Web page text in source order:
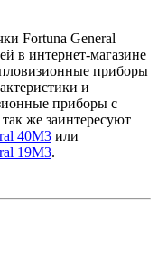
Fortuna General
в интернет-магазине
приборы
и
приборы с
же заинтересуют
40M3 или
19M3.